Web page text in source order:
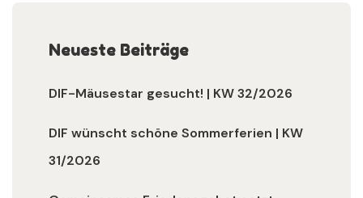
Neueste Beiträge
DIF-Mäusestar gesucht! | KW 32/2026
DIF wünscht schöne Sommerferien | KW
31/2026